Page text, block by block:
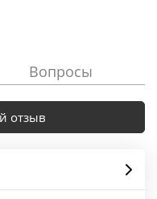
Вопросы
отзыв